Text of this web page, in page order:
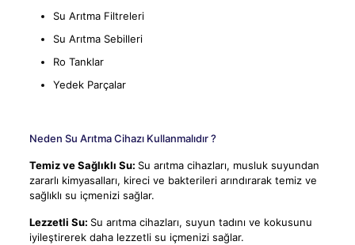
Su Arıtma Filtreleri
Su Arıtma Sebilleri
Ro Tanklar
Yedek Parçalar
Neden Su Arıtma Cihazı Kullanmalıdır ?
Temiz ve Sağlıklı Su: Su arıtma cihazları, musluk suyundan
zararlı kimyasalları, kireci ve bakterileri arındırarak temiz ve
sağlıklı su içmenizi sağlar.
Lezzetli Su: Su arıtma cihazları, suyun tadını ve kokusunu
iyileştirerek daha lezzetli su içmenizi sağlar.